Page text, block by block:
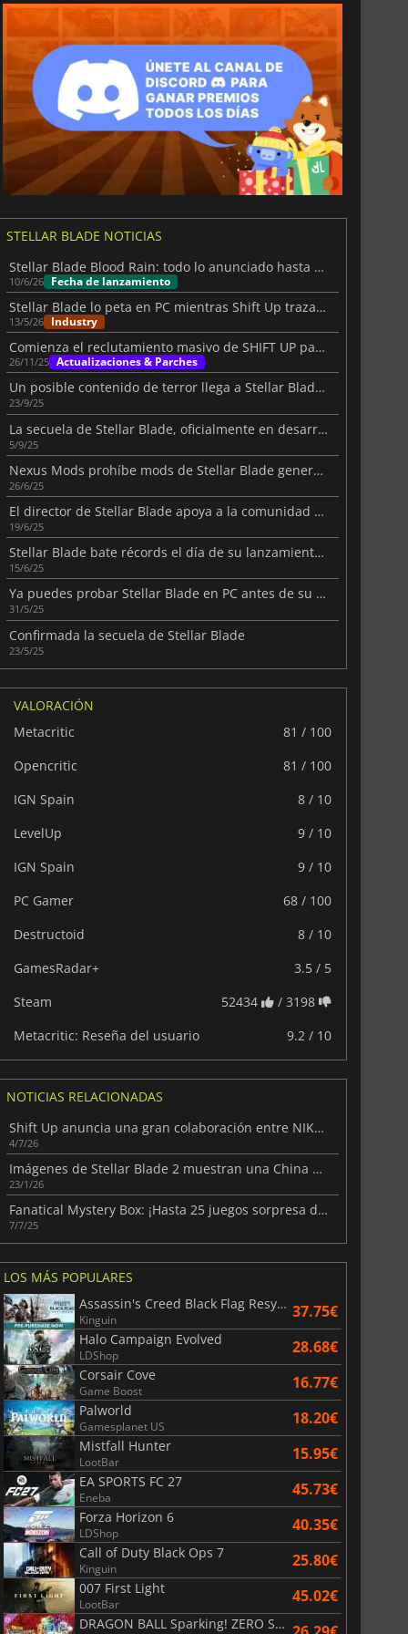
Noruego
Árabe
Finlandés
Turco
Ruso
Chino simplificado
STELLAR BLADE NOTICIAS
Stellar Blade Blood Rain: todo lo anunciado hasta ahora
10/6/26 Fecha de lanzamiento
Stellar Blade lo peta en PC mientras Shift Up traza su futuro independiente
13/5/26 Industry
Comienza el reclutamiento masivo de SHIFT UP para Stellar Blade
26/11/25 Actualizaciones & Parches
Un posible contenido de terror llega a Stellar Blade antes del TGS
23/9/25
La secuela de Stellar Blade, oficialmente en desarrollo
5/9/25
Nexus Mods prohíbe mods de Stellar Blade generando controversia
26/6/25
El director de Stellar Blade apoya a la comunidad creativa de modding
19/6/25
Stellar Blade bate récords el día de su lanzamiento en PC
15/6/25
Ya puedes probar Stellar Blade en PC antes de su lanzamiento en junio.
31/5/25
Confirmada la secuela de Stellar Blade
23/5/25
VALORACIÓN
Metacritic
81 / 100
Opencritic
81 / 100
IGN Spain
8 / 10
LevelUp
9 / 10
IGN Spain
9 / 10
PC Gamer
68 / 100
Destructoid
8 / 10
GamesRadar+
3.5 / 5
Steam
52434
/ 3198
Metacritic: Reseña del usuario
9.2 / 10
NOTICIAS RELACIONADAS
Shift Up anuncia una gran colaboración entre NIKKE y Persona
4/7/26
Imágenes de Stellar Blade 2 muestran una China en ruinas
23/1/26
Fanatical Mystery Box: ¡Hasta 25 juegos sorpresa de Steam!
7/7/25
LOS MÁS POPULARES
Assassin's Creed Black Flag Resynced
Kinguin 37.75€
Halo Campaign Evolved
LDShop 28.68€
Corsair Cove
Game Boost 16.77€
Palworld
Gamesplanet US 18.20€
Mistfall Hunter
LootBar 15.95€
EA SPORTS FC 27
Eneba 45.73€
Forza Horizon 6
LDShop 40.35€
Call of Duty Black Ops 7
Kinguin 25.80€
007 First Light
LootBar 45.02€
DRAGON BALL Sparking! ZERO Super Limit Breaking NEO